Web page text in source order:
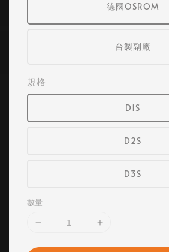
德國OSROM
台製副廠
規格
D1S
D2S
D3S
數量